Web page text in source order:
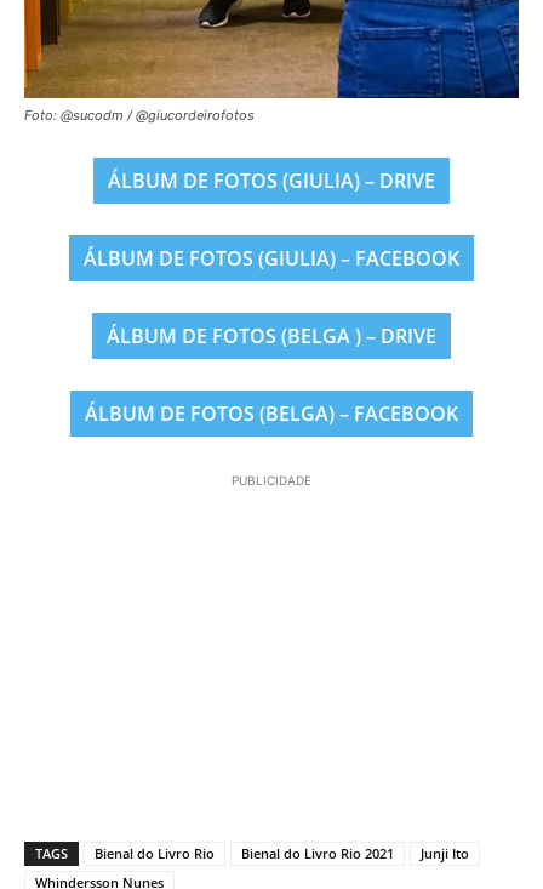
Foto: @sucodm / @giucordeirofotos
ÁLBUM DE FOTOS (GIULIA) – DRIVE
ÁLBUM DE FOTOS (GIULIA) – FACEBOOK
ÁLBUM DE FOTOS (BELGA ) – DRIVE
ÁLBUM DE FOTOS (BELGA) – FACEBOOK
PUBLICIDADE
TAGS Bienal do Livro Rio Bienal do Livro Rio 2021
Junji Ito
Whindersson Nunes